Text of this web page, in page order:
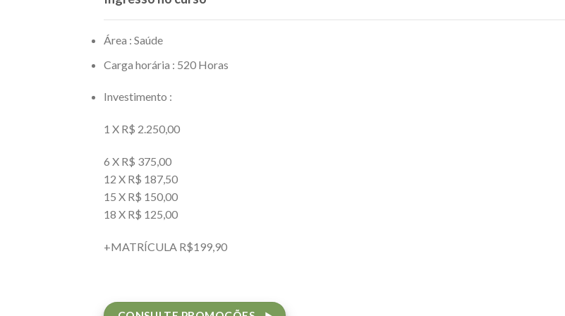
Área : Saúde
Carga horária : 520 Horas
Investimento :
1 X R$ 2.250,00
6 X R$ 375,00
12 X R$ 187,50
15 X R$ 150,00
18 X R$ 125,00
+MATRÍCULA R$199,90